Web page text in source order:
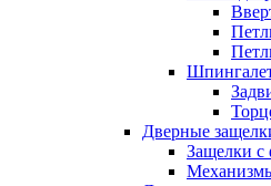
Дверные
Защелки с